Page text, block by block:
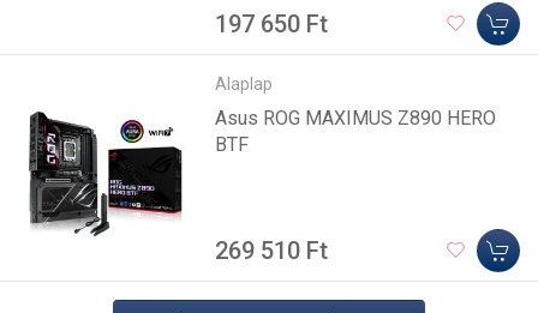
197 650 Ft
Alaplap
Asus ROG MAXIMUS Z890 HERO
BTF
269 510 Ft